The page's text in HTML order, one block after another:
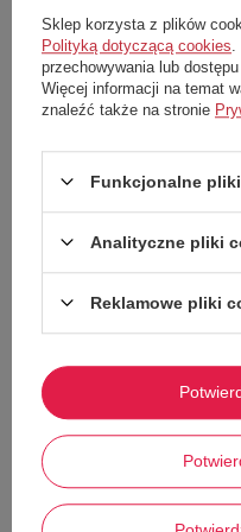
palcem
dla wszystkich miłośników
technologiaSuper Fit™- trzy
amortyzacjapiankowa 2 mm
otwory wentylacyjne
oddychajacy materiał
tkanina elastyczna w 4
piankowe poduszki o
rozkładają równomiernie
silikonowe nadruki na
elastyczna wstawka
Sklep korzysta z plików
Polityką dotyczącą cookies
przechowywania lub
Więcej informacji na temat
znaleźć także na stronie
Funkcjonalne
Analityczne pliki
Reklamowe pliki